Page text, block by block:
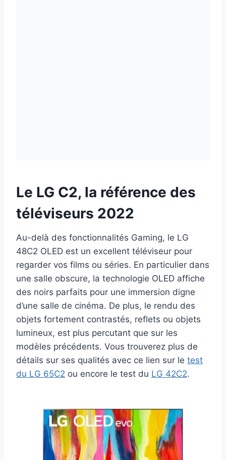
Le LG C2, la référence des
téléviseurs 2022
Au-delà des fonctionnalités Gaming, le LG
48C2 OLED est un excellent téléviseur pour
regarder vos films ou séries. En particulier dans
une salle obscure, la technologie OLED affiche
des noirs parfaits pour une immersion digne
d’une salle de cinéma. De plus, le rendu des
objets fortement contrastés, reflets ou objets
lumineux, est plus percutant que sur les
modèles précédents. Vous trouverez plus de
détails sur ses qualités avec ce lien sur le test
du LG 65C2 ou encore le test du LG 42C2.